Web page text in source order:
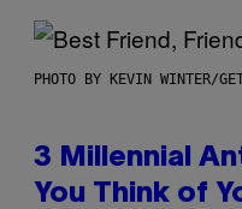
PHOTO BY KEVIN WINTER/
3 Millennial
You Think of